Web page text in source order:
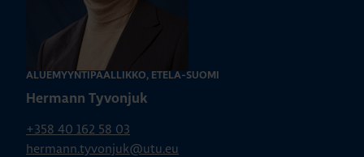
ALUEMYYNTIPÄÄLLIKKÖ, ETELÄ-SUOMI
Hermann Tyvonjuk
+358 40 162 58 03
hermann.tyvonjuk@utu.eu